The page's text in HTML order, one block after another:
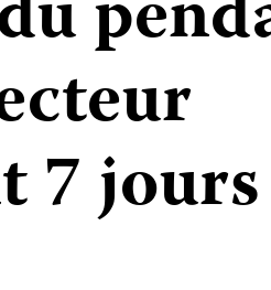
7 jours